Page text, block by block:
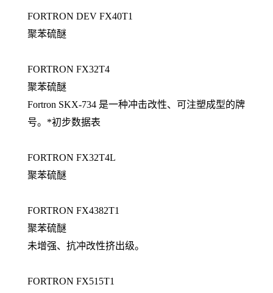
FORTRON DEV FX40T1
聚苯硫醚
FORTRON FX32T4
聚苯硫醚
Fortron SKX-734 是一种冲击改性、可注塑成型的牌
号。*初步数据表
FORTRON FX32T4L
聚苯硫醚
FORTRON FX4382T1
聚苯硫醚
未增强、抗冲改性挤出级。
FORTRON FX515T1